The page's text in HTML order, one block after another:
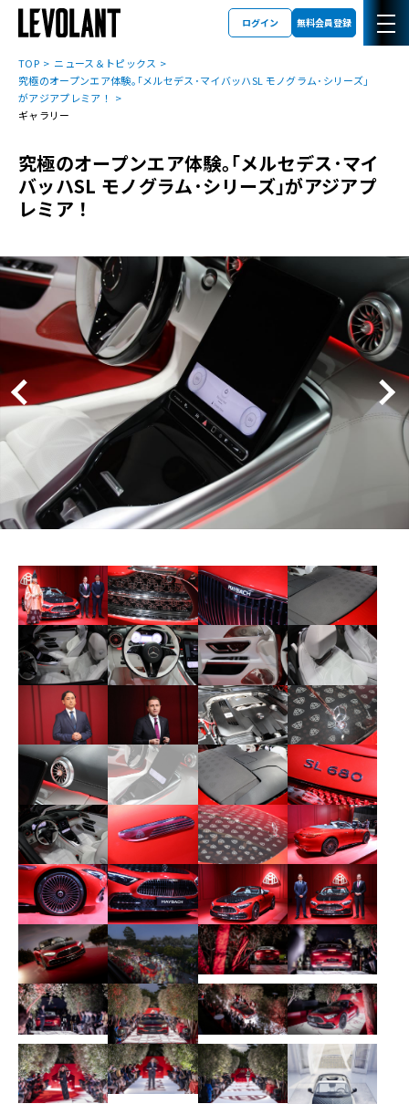
ログイン 無料会員登録
TOP
ニュース＆トピックス
究極のオープンエア体験｡｢メルセデス･マイバッハSL モノグラム･シリーズ｣
がアジアプレミア！
ギャラリー
究極のオープンエア体験｡｢メルセデス･マイ
バッハSL モノグラム･シリーズ｣がアジアプ
レミア！